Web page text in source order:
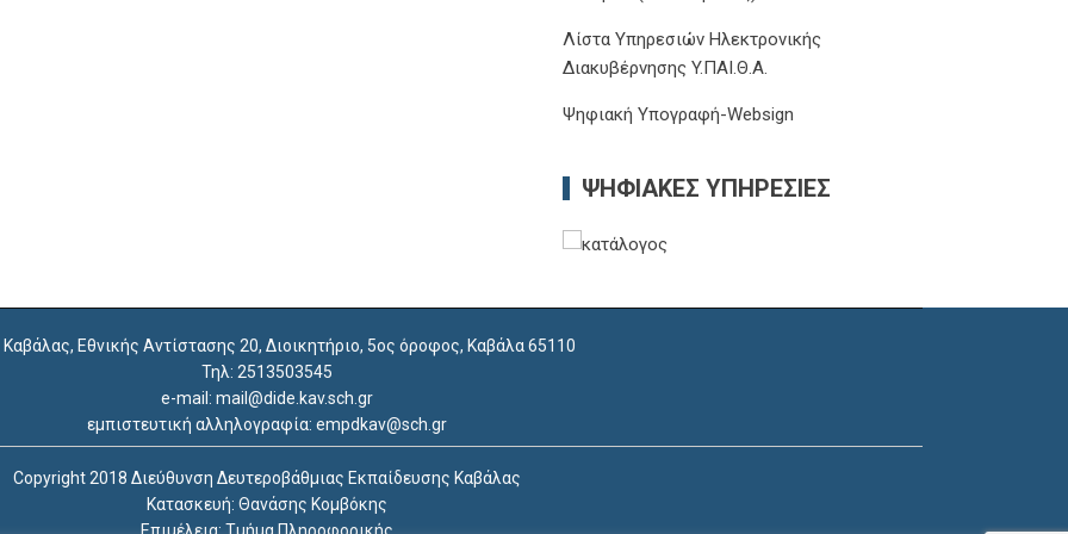
Λίστα Υπηρεσιών Ηλεκτρονικής
Διακυβέρνησης Y.ΠΑΙ.Θ.Α.
Ψηφιακή Υπογραφή-Websign
ΨΗΦΙΑΚΈΣ ΥΠΗΡΕΣΊΕΣ
Εθνικής Αντίστασης 20, Διοικητήριο, 5ος όροφος, Καβάλα 65110
Τηλ: 2513503545
e-mail: mail@dide.kav.sch.gr
εμπιστευτική αλληλογραφία: empdkav@sch.gr
Copyright 2018 Διεύθυνση Δευτεροβάθμιας Εκπαίδευσης Καβάλας
Κατασκευή: Θανάσης Κομβόκης